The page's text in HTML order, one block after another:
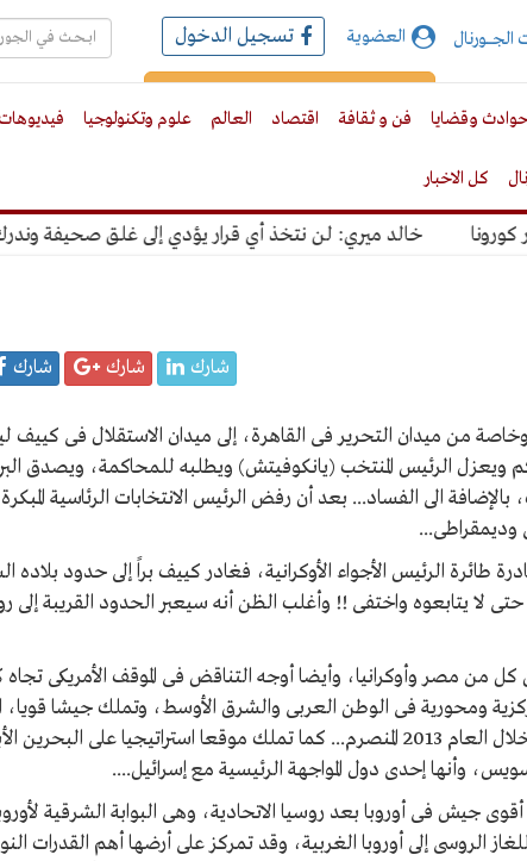
الجـــــورنال العضوية تسجيل الدخول
وقضايا فن و ثقافة اقتصاد العالم علوم وتكنولوجيا فيديوهات
كل الاخبار
خالد ميري: لن نتخذ أي قرار يؤدي إلى غلق صحيفة وندرك
شارك شارك شارك
من ميدان التحرير فى القاهرة، إلى ميدان الاستقلال فى كييف
ويعزل الرئيس المنتخب (يانكوفيتش) ويطلبه للمحاكمة، ويصدق
الى الفساد... بعد أن رفض الرئيس الانتخابات الرئاسية
وديمقراطى...
طائرة الرئيس الأجواء الأوكرانية، فغادر كييف براً إلى حدود بلاده
لا يتابعوه واختفى !! وأغلب الظن أنه سيعبر الحدود القريبة إلى
من مصر وأوكرانيا، وأيضا أوجه التناقض فى الموقف الأمريكى
ومحورية فى الوطن العربى والشرق الأوسط، وتملك جيشا قويا،
الرابع عشر عالمياً، والأول عربيا خلال العام 2013 المنصرم... كما تملك موقعا استراتيجيا على
وأنها إحدى دول المواجهة الرئيسية مع إسرائيل....
أقوى جيش فى أوروبا بعد روسيا الاتحادية، وهى البوابة الشرقية
الروسى إلى أوروبا الغربية، وقد تمركز على أرضها أهم القدرات